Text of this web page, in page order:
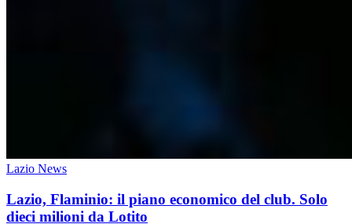
Lazio News
Lazio, Flaminio: il piano economico del club. Solo
dieci milioni da Lotito